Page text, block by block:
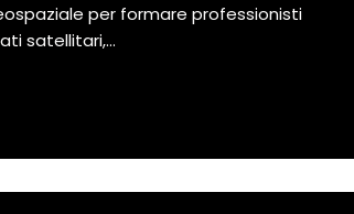
per formare professionisti
satellitari,...